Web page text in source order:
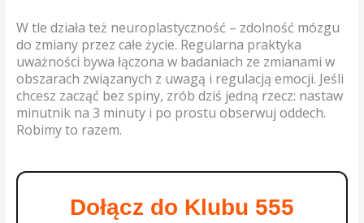
W tle działa też neuroplastyczność – zdolność mózgu
do zmiany przez całe życie. Regularna praktyka
uważności bywa łączona w badaniach ze zmianami w
obszarach związanych z uwagą i regulacją emocji. Jeśli
chcesz zacząć bez spiny, zrób dziś jedną rzecz: nastaw
minutnik na 3 minuty i po prostu obserwuj oddech.
Robimy to razem.
Dołącz do Klubu 555